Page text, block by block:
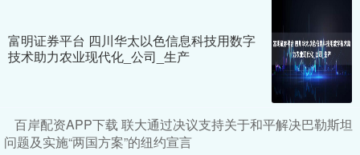
富明证券平台 四川华太以色信息科技用数字
技术助力农业现代化_公司_生产
百岸配资APP下载 联大通过决议支持关于和平解决巴勒斯坦
问题及实施“两国方案”的纽约宣言